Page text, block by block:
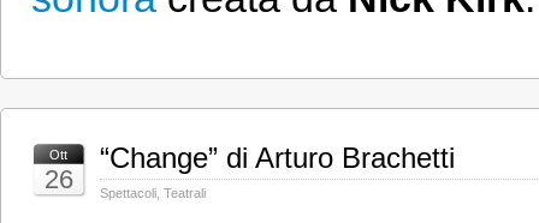
Ott
26
“Change” di Arturo Brachetti
Spettacoli Teatrali